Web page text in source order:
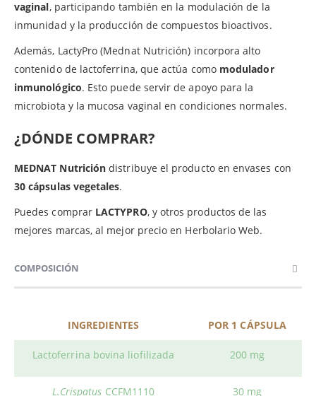
vaginal, participando también en la modulación de la
inmunidad y la producción de compuestos bioactivos.
Además, LactyPro (Mednat Nutrición) incorpora alto
contenido de lactoferrina, que actúa como modulador
inmunológico. Esto puede servir de apoyo para la
microbiota y la mucosa vaginal en condiciones normales.
¿DÓNDE COMPRAR?
MEDNAT Nutricióndistribuye el producto en envases con
30 cápsulas vegetales.
Puedes comprar LACTYPRO, y otros productos de las
mejores marcas, al mejor precio en Herbolario Web.
COMPOSICIÓN
INGREDIENTES POR 1 CÁPSULA
Lactoferrina bovina liofilizada 200 mg
L.Crispatus CCFM1110 30 mg